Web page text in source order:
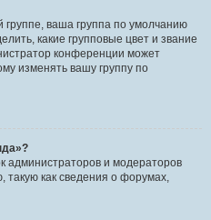
группе, ваша группа по умолчанию
какие групповые цвет и звание
конференции может
изменять вашу группу по
администраторов и модераторов
как сведения о форумах,